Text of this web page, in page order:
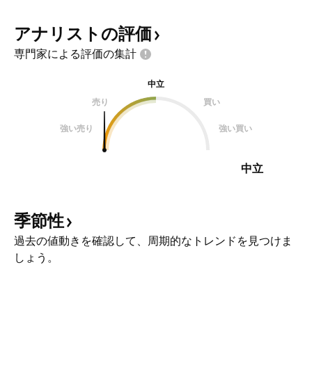
アナリストの評価
専門家による評価の集計
中立
売り
買い
強い売り 強い買い
中立
季節性
過去の値動きを確認して、周期的なトレンドを見つけま
しょう。